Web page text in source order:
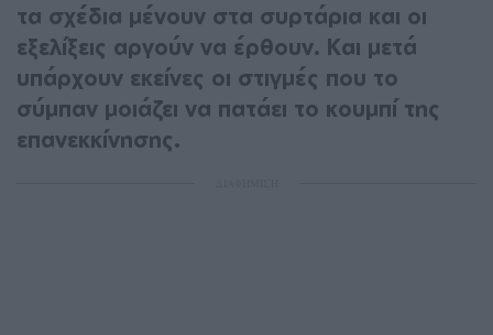
τα σχέδια μένουν στα συρτάρια και οι
εξελίξεις αργούν να έρθουν. Και μετά
υπάρχουν εκείνες οι στιγμές που το
σύμπαν μοιάζει να πατάει το κουμπί της
επανεκκίνησης.